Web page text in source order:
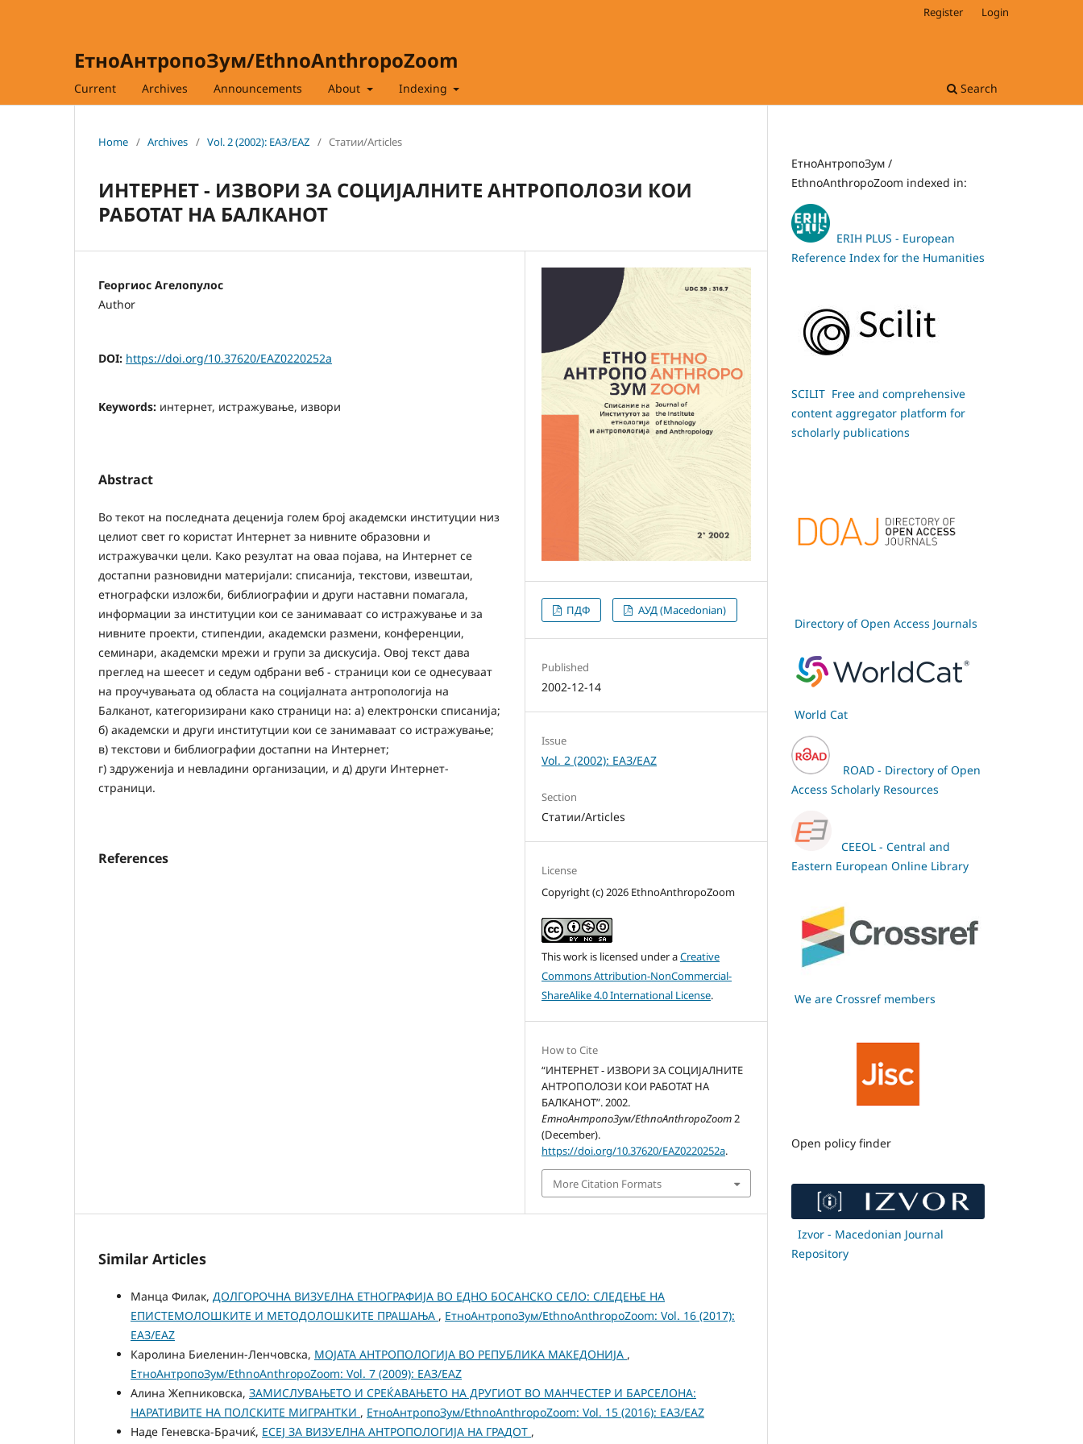
ЕтноАнтропоЗум/EthnoAnthropoZoom
Current Archives Announcements About Indexing Search
Register Login
Home / Archives / Vol. 2 (2002): ЕАЗ/EAZ / Статии/Articles
ИНТЕРНЕТ - ИЗВОРИ ЗА СОЦИЈАЛНИТЕ АНТРОПОЛОЗИ КОИ
РАБОТАТ НА БАЛКАНОТ
Георгиос Агелопулос
Author
DOI: https://doi.org/10.37620/EAZ0220252a
Keywords: интернет, истражување, извори
Abstract
Во текот на последната деценија голем број академски институции низ
целиот свет го користат Интернет за нивните образовни и
истражувачки цели. Како резултат на оваа појава, на Интернет се
достапни разновидни материјали: списанија, текстови, извештаи,
етнографски изложби, библиографии и други наставни помагала,
информации за институции кои се занимаваат со истражување и за
нивните проекти, стипендии, академски размени, конференции,
семинари, академски мрежи и групи за дискусија. Овој текст дава
преглед на шеесет и седум одбрани веб - страници кои се однесуваат
на проучувањата од областа на социјалната антропологија на
Балканот, категоризирани како страници на: а) електронски списанија;
б) академски и други институтции кои се занимаваат со истражување;
в) текстови и библиографии достапни на Интернет;
г) здруженија и невладини организации, и д) други Интернет-
страници.
References
ПДФ АУД (Macedonian)
Published
2002-12-14
Issue
Vol. 2 (2002): ЕАЗ/EAZ
Section
Статии/Articles
License
Copyright (c) 2026 EthnoAnthropoZoom
This work is licensed under aCreative
Commons Attribution-NonCommercial-
ShareAlike 4.0 International License.
How to Cite
“ИНТЕРНЕТ - ИЗВОРИ ЗА СОЦИЈАЛНИТЕ
АНТРОПОЛОЗИ КОИ РАБОТАТ НА
БАЛКАНОТ”. 2002.
ЕтноАнтропоЗум/EthnoAnthropoZoom2
(December).
https://doi.org/10.37620/EAZ0220252a.
More Citation Formats
Similar Articles
Манца Филак, ДОЛГОРОЧНА ВИЗУЕЛНА ЕТНОГРАФИЈА ВО ЕДНО БОСАНСКО СЕЛО: СЛЕДЕЊЕ НА
ЕПИСТЕМОЛОШКИТЕ И МЕТОДОЛОШКИТЕ ПРАШАЊА , ЕтноАнтропоЗум/EthnoAnthropoZoom: Vol. 16 (2017):
ЕАЗ/EAZ
Каролина Биеленин-Ленчовска, МОЈАТА АНТРОПОЛОГИЈА ВО РЕПУБЛИКА МАКЕДОНИЈА ,
ЕтноАнтропоЗум/EthnoAnthropoZoom: Vol. 7 (2009): ЕАЗ/EAZ
Алина Жепниковска, ЗАМИСЛУВАЊЕТО И СРЕЌАВАЊЕТО НА ДРУГИОТ ВО МАНЧЕСТЕР И БАРСЕЛОНА:
НАРАТИВИТЕ НА ПОЛСКИТЕ МИГРАНТКИ , ЕтноАнтропоЗум/EthnoAnthropoZoom: Vol. 15 (2016): ЕАЗ/EAZ
Наде Геневска-Брачиќ, ЕСЕЈ ЗА ВИЗУЕЛНА АНТРОПОЛОГИЈА НА ГРАДОТ ,
ЕтноАнтропоЗум /
EthnoAnthropoZoom indexed in:
ERIH PLUS - European
Reference Index for the Humanities
SCILIT Free and comprehensive
content aggregator platform for
scholarly publications
Directory of Open Access Journals
World Cat
ROAD - Directory of Open
Access Scholarly Resources
CEEOL - Central and
Eastern European Online Library
We are Crossref members
Open policy finder
Izvor - Macedonian Journal
Repository